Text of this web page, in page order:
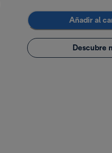
Añadir al
Descubre